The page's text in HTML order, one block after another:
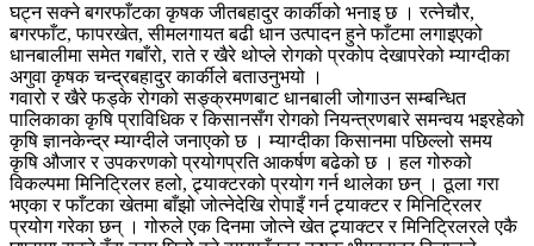
घट्न सक्ने बगरफाँटका कृषक जीतबहादुर कार्कीको भनाइ छ । रत्नेचौर,
बगरफाँट, फापरखेत, सीमलगायत बढी धान उत्पादन हुने फाँटमा लगाइएको
धानबालीमा समेत गबाँरो, राते र खैरे थोप्ले रोगको प्रकोप देखापरेको म्याग्दीका
अगुवा कृषक चन्द्रबहादुर कार्कीले बताउनुभयो ।
गवारो र खैरे फड्के रोगको सङ्क्रमणबाट धानबाली जोगाउन सम्बन्धित
पालिकाका कृषि प्राविधिक र किसानसँग रोगको नियन्त्रणबारे समन्वय भइरहेको
कृषि ज्ञानकेन्द्र म्याग्दीले जनाएको छ । म्याग्दीका किसानमा पछिल्लो समय
कृषि औजार र उपकरणको प्रयोगप्रति आकर्षण बढेको छ । हल गोरुको
विकल्पमा मिनिट्रिलर हलो, ट्र्याक्टरको प्रयोग गर्न थालेका छन् । ठूला गरा
भएका र फाँटका खेतमा बाँझो जोत्नेदेखि रोपाइँ गर्न ट्र्याक्टर र मिनिट्रिलर
प्रयोग गरेका छन् । गोरुले एक दिनमा जोत्ने खेत ट्र्याक्टर र मिनिट्रिलरले एकै